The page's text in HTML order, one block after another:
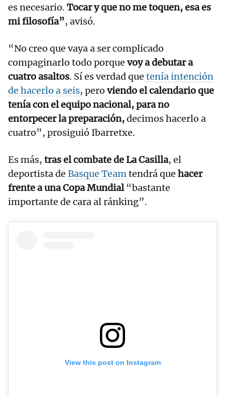
es necesario. Tocar y que no me toquen, esa es
mi filosofía”, avisó.
“No creo que vaya a ser complicado
compaginarlo todo porque voy a debutar a
cuatro asaltos. Sí es verdad que tenía intención
de hacerlo a seis, pero viendo el calendario que
tenía con el equipo nacional, para no
entorpecer la preparación,decimos hacerlo a
cuatro”, prosiguió Ibarretxe.
Es más, tras el combate de La Casilla, el
deportista de Basque Teamtendrá que hacer
frente a una Copa Mundial“bastante
importante de cara al ránking”.
View this post on Instagram